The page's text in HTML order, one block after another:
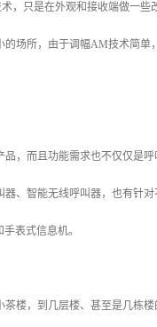
，只是在外观和接收端做一
场所，由于调幅AM技术简
，而且功能需求也不仅仅是
、智能无线呼叫器，也有针
表式信息机。
楼，到几层楼、甚至是几栋